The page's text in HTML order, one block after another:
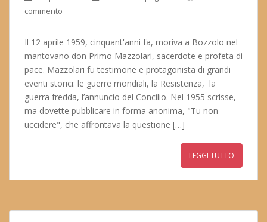
commento
Il 12 aprile 1959, cinquant'anni fa, moriva a Bozzolo nel
mantovano don Primo Mazzolari, sacerdote e profeta di
pace. Mazzolari fu testimone e protagonista di grandi
eventi storici: le guerre mondiali, la Resistenza, la
guerra fredda, l’annuncio del Concilio. Nel 1955 scrisse,
ma dovette pubblicare in forma anonima, "Tu non
uccidere", che affrontava la questione […]
LEGGI TUTTO